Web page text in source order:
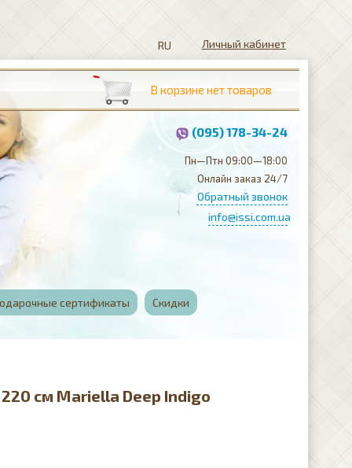
сертификаты Скидки
Личный кабинет
(095) 178-34-24
Пн—Птн 09:00—18:00
Онлайн заказ 24/7
Обратный звонок
info@issi.com.ua
см Mariella Deep Indigo